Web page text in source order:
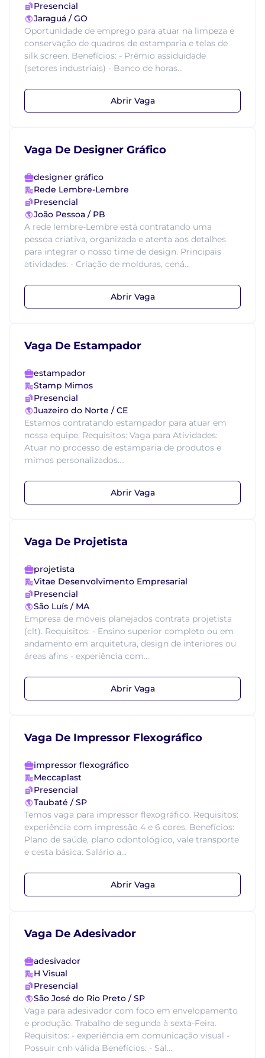
Presencial
Jaraguá / GO
Oportunidade de emprego para atuar na limpeza e
conservação de quadros de estamparia e telas de
silk screen. Benefícios: - Prêmio assiduidade
(setores industriais) - Banco de horas...
Abrir Vaga
Vaga De Designer Gráfico
designer gráfico
Rede Lembre-Lembre
Presencial
João Pessoa / PB
A rede lembre-Lembre está contratando uma
pessoa criativa, organizada e atenta aos detalhes
para integrar o nosso time de design. Principais
atividades: - Criação de molduras, cená...
Abrir Vaga
Vaga De Estampador
estampador
Stamp Mimos
Presencial
Juazeiro do Norte / CE
Estamos contratando estampador para atuar em
nossa equipe. Requisitos: Vaga para Atividades:
Atuar no processo de estamparia de produtos e
mimos personalizados....
Abrir Vaga
Vaga De Projetista
projetista
Vitae Desenvolvimento Empresarial
Presencial
São Luís / MA
Empresa de móveis planejados contrata projetista
(clt). Requisitos: - Ensino superior completo ou em
andamento em arquitetura, design de interiores ou
áreas afins - experiência com...
Abrir Vaga
Vaga De Impressor Flexográfico
impressor flexográfico
Meccaplast
Presencial
Taubaté / SP
Temos vaga para impressor flexográfico. Requisitos:
experiência com impressão 4 e 6 cores. Benefícios:
Plano de saúde, plano odontológico, vale transporte
e cesta básica. Salário a...
Abrir Vaga
Vaga De Adesivador
adesivador
H Visual
Presencial
São José do Rio Preto / SP
Vaga para adesivador com foco em envelopamento
e produção. Trabalho de segunda à sexta-Feira.
Requisitos: - experiência em comunicação visual -
Possuir cnh válida Benefícios: - Sal...